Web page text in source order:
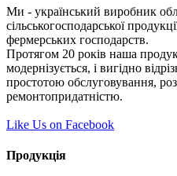
Ми - український виробник
сільськогосподарської
фермерських господарств.
Протягом 20 років наша
модернізується, і вигідно
простотою обслуговування,
ремонтопридатністю.
Like Us on Facebook
Продукція